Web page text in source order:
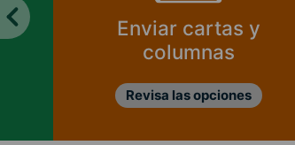
Enviar cartas y
columnas
Revisa las opciones